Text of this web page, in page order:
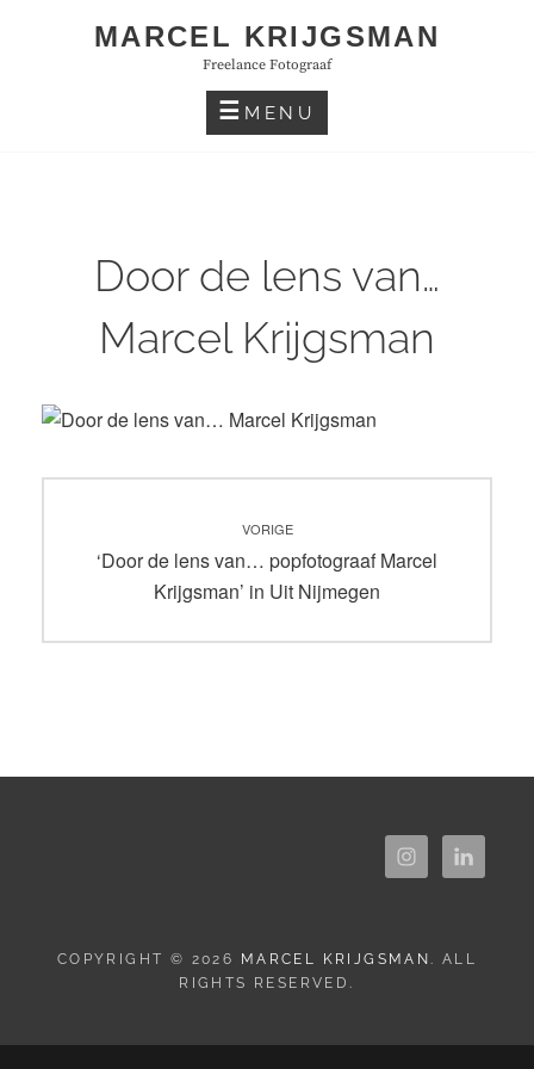
MARCEL KRIJGSMAN
Freelance Fotograaf
MENU
Door de lens van…
Marcel Krijgsman
navigatie
VORIGE
Vorig
bericht:
‘Door de lens van… popfotograaf Marcel
Krijgsman’ in Uit Nijmegen
COPYRIGHT © 2026 MARCEL KRIJGSMAN. ALL
RIGHTS RESERVED.